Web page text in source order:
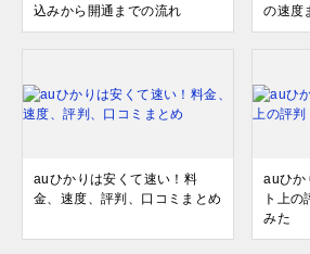
込みから開通までの流れ
の速度
auひかりは安くて速い！料
金、速度、評判、口コミまとめ
auひか
ト上の
みた